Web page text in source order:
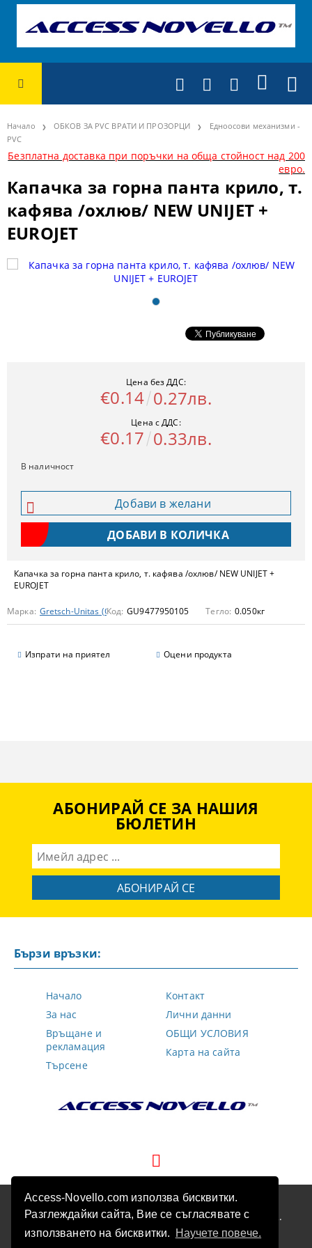
Access-Novello.com използва бисквитки.
Разглеждайки сайта, Вие се съгласявате с
използването на бисквитки.
Научете повече.
Начало ОБКОВ ЗА PVC ВРАТИ И ПРОЗОРЦИ
Едноосови механизми -
PVC
Безплатна доставка при поръчки на обща стойност над 200
евро.
Капачка за горна панта крило, т.
кафява /охлюв/ NEW UNIJET +
EUROJET
Капачка за горна панта крило, т. кафява /охлюв/ NEW UNIJET +
EUROJET
Марка: Gretsch-Unitas (GU)
Код: GU9477950105 Тегло: 0.050кг
Изпрати на приятел Оцени продукта
Цена без ДДС:
€0.14 0.27лв.
Цена с ДДС:
€0.17 0.33лв.
В наличност
Добави в желани
АБОНИРАЙ СЕ ЗА НАШИЯ
БЮЛЕТИН
Бързи връзки:
Начало
За нас
Връщане и
рекламация
Търсене
Контакт
Лични данни
ОБЩИ УСЛОВИЯ
Карта на сайта
GDPR
Нашият онлайн магазин е 100% съобразен с GDPR.
Прочетете нашата политика